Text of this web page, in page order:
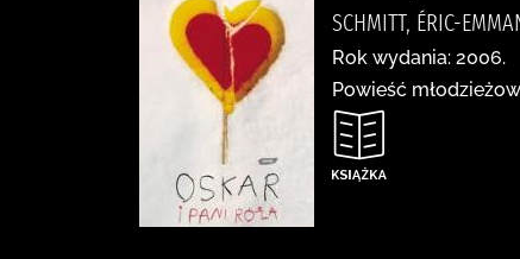
SCHMITT, ÉRIC-
Rok wydania: 2006.
Powieść